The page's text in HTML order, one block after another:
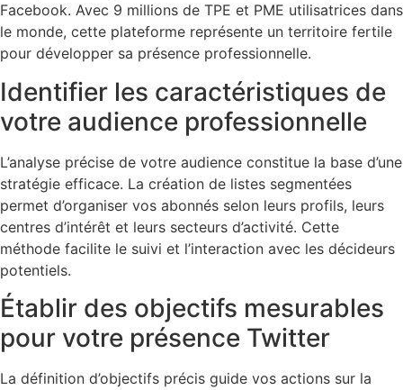
Facebook. Avec 9 millions de TPE et PME utilisatrices dans
le monde, cette plateforme représente un territoire fertile
pour développer sa présence professionnelle.
Identifier les caractéristiques de
votre audience professionnelle
L’analyse précise de votre audience constitue la base d’une
stratégie efficace. La création de listes segmentées
permet d’organiser vos abonnés selon leurs profils, leurs
centres d’intérêt et leurs secteurs d’activité. Cette
méthode facilite le suivi et l’interaction avec les décideurs
potentiels.
Établir des objectifs mesurables
pour votre présence Twitter
La définition d’objectifs précis guide vos actions sur la